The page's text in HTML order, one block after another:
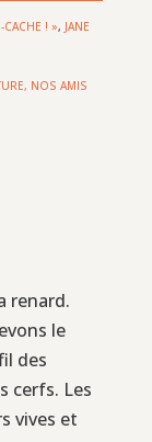
CACHE ! », JANE
, NOS AMIS
renard.
le
des
cerfs. Les
vives et